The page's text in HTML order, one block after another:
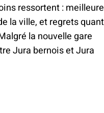
ressortent : meilleure
la ville, et regrets quant
la nouvelle gare
Jura bernois et Jura
discussion